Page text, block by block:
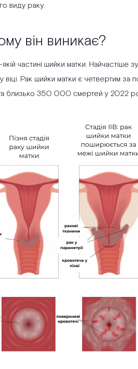
виду раку.
він виникає?
частині шийки матки. Найчастіше
Рак шийки матки є четвертим за
близько 350 000 смертей у 2022